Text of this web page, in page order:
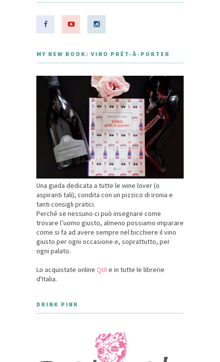
MY NEW BOOK: VINO PRÊT-À-PORTER
Una guida dedicata a tutte le wine lover (o
aspiranti tali), condita con un pizzico di ironia e
tanti consigli pratici.
Perché se nessuno ci può insegnare come
trovare l’uomo giusto, almeno possiamo imparare
come si fa ad avere sempre nel bicchiere il vino
giusto per ogni occasione e, soprattutto, per
ogni palato.
Lo acquistate online QUI e in tutte le librerie
d'Italia.
DRINK PINK